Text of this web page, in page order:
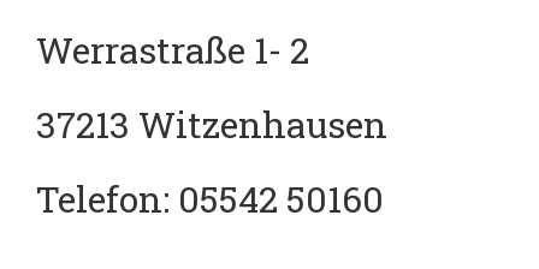
Werrastraße 1- 2
37213 Witzenhausen
Telefon: 05542 50160